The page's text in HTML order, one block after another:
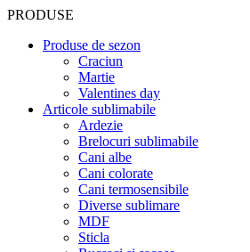
PRODUSE
Produse de sezon
Craciun
Martie
Valentines day
Articole sublimabile
Ardezie
Brelocuri sublimabile
Cani albe
Cani colorate
Cani termosensibile
Diverse sublimare
MDF
Sticla